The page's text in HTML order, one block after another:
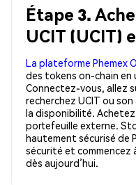
Étape 3.
UCIT (UCIT)
La plateforme Phemex
des tokens on-chain en
Connectez-vous, allez
recherchez UCIT ou
la disponibilité. Achetez
portefeuille externe.
hautement sécurisé de
sécurité et commencez
dès aujourd’hui.